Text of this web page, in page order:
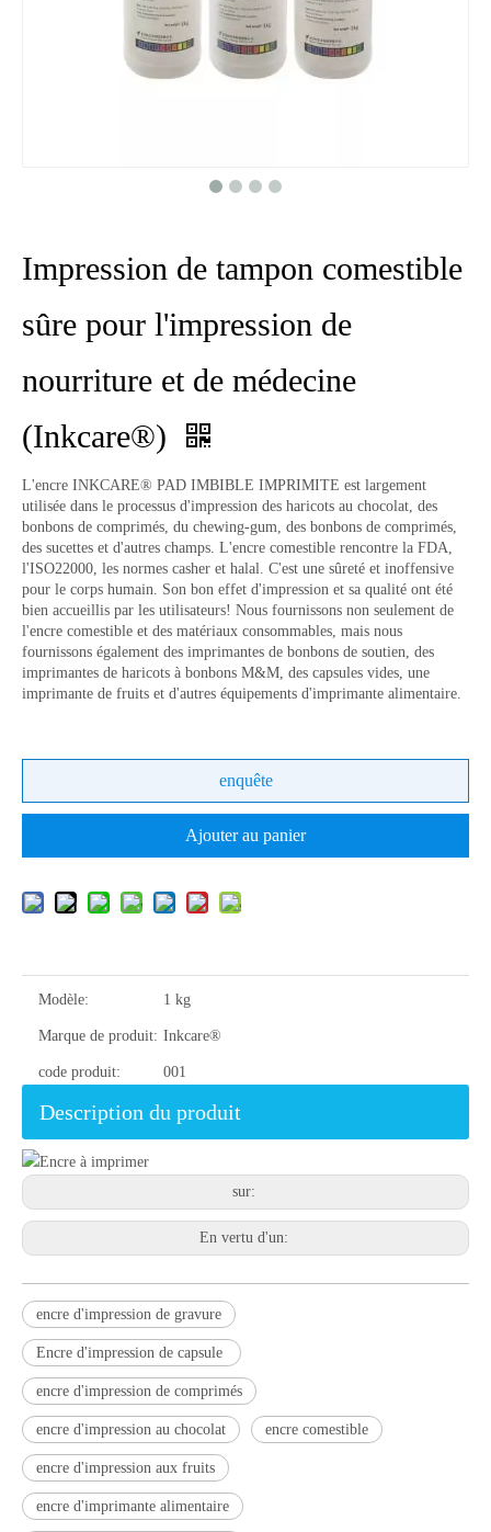
Impression de tampon comestible
sûre pour l'impression de
nourriture et de médecine
(Inkcare®)
L'encre INKCARE® PAD IMBIBLE IMPRIMITE est largement
utilisée dans le processus d'impression des haricots au chocolat, des
bonbons de comprimés, du chewing-gum, des bonbons de comprimés,
des sucettes et d'autres champs. L'encre comestible rencontre la FDA,
l'ISO22000, les normes casher et halal. C'est une sûreté et inoffensive
pour le corps humain. Son bon effet d'impression et sa qualité ont été
bien accueillis par les utilisateurs! Nous fournissons non seulement de
l'encre comestible et des matériaux consommables, mais nous
fournissons également des imprimantes de bonbons de soutien, des
imprimantes de haricots à bonbons M&M, des capsules vides, une
imprimante de fruits et d'autres équipements d'imprimante alimentaire.
enquête
Ajouter au panier
Modèle: 1 kg
Marque de produit: Inkcare®
code produit: 001
Description du produit
sur:
En vertu d'un:
encre d'impression de gravure
Encre d'impression de capsule
encre d'impression de comprimés
encre d'impression au chocolat encre comestible
encre d'impression aux fruits
encre d'imprimante alimentaire